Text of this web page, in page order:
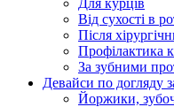
Для курців
Від сухості в
Після
Профілактика
За зубними
Девайси по догляду
Йоржики,